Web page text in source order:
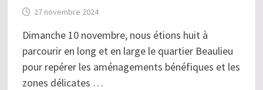
27 novembre 2024
Dimanche 10 novembre, nous étions huit à
parcourir en long et en large le quartier Beaulieu
pour repérer les aménagements bénéfiques et les
zones délicates …